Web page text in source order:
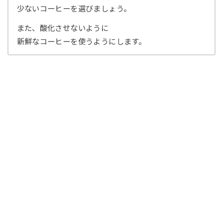
少ないコーヒーを選びましょう。
また、酸化させないように
新鮮なコーヒーを使うようにします。